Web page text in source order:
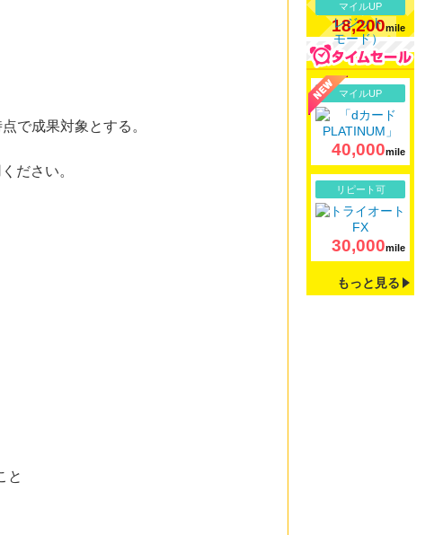
で成果対象とする。
ださい。
と
マイルUP
18,200mile
マイルUP
40,000mile
リピート可
30,000mile
もっと見る